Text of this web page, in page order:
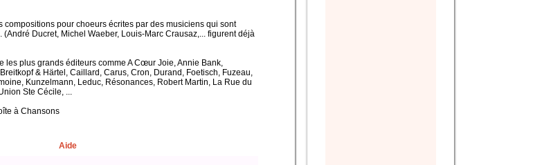
compositions pour choeurs écrites par des musiciens qui sont
Ducret, Michel Waeber, Louis-Marc Crausaz,... figurent déjà
les plus grands éditeurs comme A Cœur Joie, Annie Bank,
& Härtel, Caillard, Carus, Cron, Durand, Foetisch, Fuzeau,
Kunzelmann, Leduc, Résonances, Robert Martin, La Rue du
Ste Cécile, ...
à Chansons
Aide